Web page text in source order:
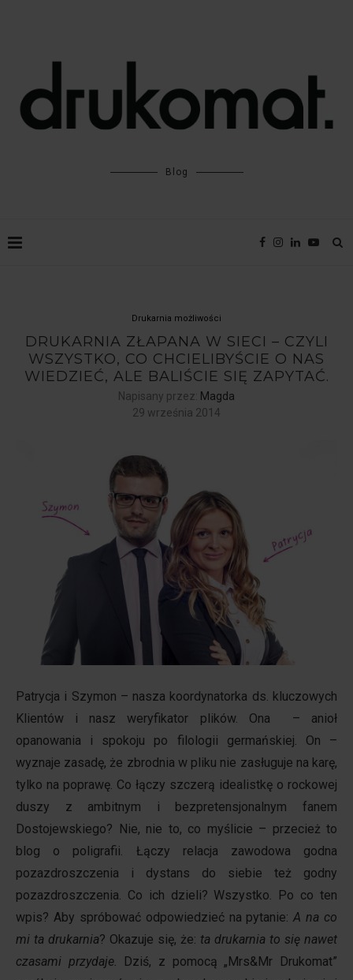
Blog
Drukarnia możliwości
DRUKARNIA ZŁAPANA W SIECI – CZYLI
WSZYSTKO, CO CHCIELIBYŚCIE O NAS
WIEDZIEĆ, ALE BALIŚCIE SIĘ ZAPYTAĆ.
Napisany przez: Magda
29 września 2014
Patrycja i Szymon – nasza koordynatorka ds. kluczowych
Klientów i nasz weryfikator plików. Ona – anioł
opanowania i spokoju po filologii germańskiej. On –
wyznaje zasadę, że zbrodnia w pliku nie zasługuje na karę,
tylko na poprawę. Co łączy szczerą idealistkę o rockowej
duszy z ambitnym i bezpretensjonalnym fanem
Dostojewskiego? Nie, nie to, co myślicie – przecież to
blog o poligrafii. Łączy relacja zawodowa godna
pozazdroszczenia i dystans do siebie też godny
pozazdroszczenia. Co ich dzieli? Wszystko. Po co ten
wpis? Aby spróbować odpowiedzieć na pytanie:A na co
mi ta drukarnia? Okazuje się, że: ta drukarnia to się nawet
czasami przydaje.
Dziś, z pomocą „Mrs&Mr Drukomat”